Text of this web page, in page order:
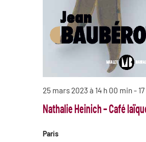
Nathalie Heinich – Café
25 mars 2023 à 14 h 00 min-
Paris